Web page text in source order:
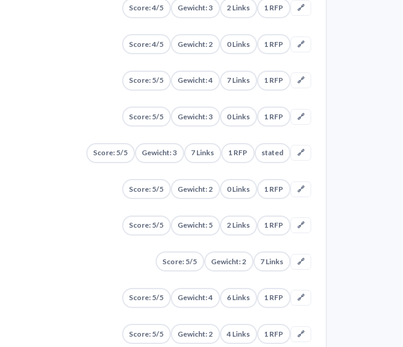
Score: 4/5 Gewicht: 3 2 Links 1 RFP 🔗
Score: 4/5 Gewicht: 2 0 Links 1 RFP 🔗
Score: 5/5 Gewicht: 4 7 Links 1 RFP 🔗
Score: 5/5 Gewicht: 3 0 Links 1 RFP 🔗
Score: 5/5 Gewicht: 3 7 Links 1 RFP stated 🔗
Score: 5/5 Gewicht: 2 0 Links 1 RFP 🔗
Score: 5/5 Gewicht: 5 2 Links 1 RFP 🔗
Score: 5/5 Gewicht: 2 7 Links 🔗
Score: 5/5 Gewicht: 4 6 Links 1 RFP 🔗
Score: 5/5 Gewicht: 2 4 Links 1 RFP 🔗